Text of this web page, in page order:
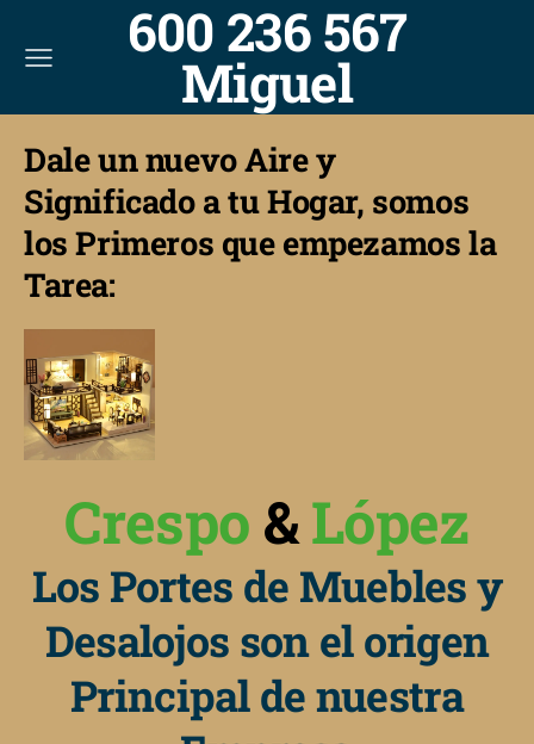
600 236 567
Miguel
Dale un nuevo Aire y
Significado a tu Hogar, somos
los Primeros que empezamos la
Tarea:
Crespo &López
Los Portes de Muebles y
Desalojos son el origen
Principal de nuestra